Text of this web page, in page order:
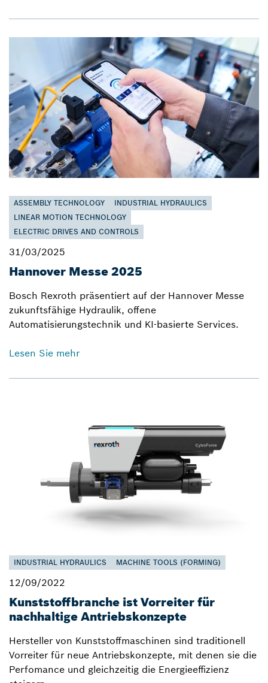
ASSEMBLY TECHNOLOGY
INDUSTRIAL HYDRAULICS
LINEAR MOTION TECHNOLOGY
ELECTRIC DRIVES AND CONTROLS
31/03/2025
Hannover Messe 2025
Bosch Rexroth präsentiert auf der Hannover Messe
zukunftsfähige Hydraulik, offene
Automatisierungstechnik und KI-basierte Services.
Lesen Sie mehr
INDUSTRIAL HYDRAULICS MACHINE TOOLS (FORMING)
12/09/2022
Kunststoffbranche ist Vorreiter für
nachhaltige Antriebskonzepte
Hersteller von Kunststoffmaschinen sind traditionell
Vorreiter für neue Antriebskonzepte, mit denen sie die
Perfomance und gleichzeitig die Energieeffizienz